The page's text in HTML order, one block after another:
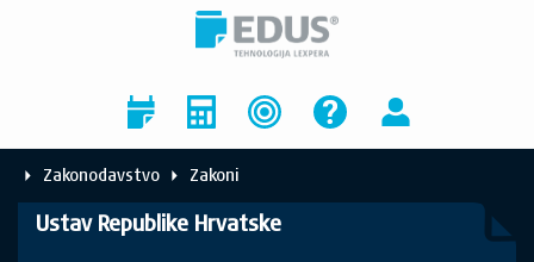
Zakonodavstvo Zakoni
Ustav Republike Hrvatske